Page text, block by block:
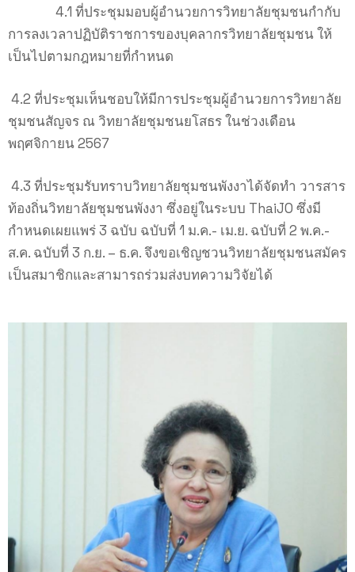
4.1 ที่ประชุมมอบผู้อำนวยการวิทยาลัยชุมชนกำกับ
การลงเวลาปฏิบัติราชการของบุคลากรวิทยาลัยชุมชน ให้
เป็นไปตามกฎหมายที่กำหนด
4.2 ที่ประชุมเห็นชอบให้มีการประชุมผู้อำนวยการวิทยาลัย
ชุมชนสัญจร ณ วิทยาลัยชุมชนยโสธร ในช่วงเดือน
พฤศจิกายน 2567
4.3 ที่ประชุมรับทราบวิทยาลัยชุมชนพังงาได้จัดทำ วารสาร
ท้องถิ่นวิทยาลัยชุมชนพังงา ซึ่งอยู่ในระบบ ThaiJO ซึ่งมี
กำหนดเผยแพร่ 3 ฉบับ ฉบับที่ 1 ม.ค.- เม.ย. ฉบับที่ 2 พ.ค.-
ส.ค. ฉบับที่ 3 ก.ย. – ธ.ค. จึงขอเชิญชวนวิทยาลัยชุมชนสมัคร
เป็นสมาชิกและสามารถร่วมส่งบทความวิจัยได้